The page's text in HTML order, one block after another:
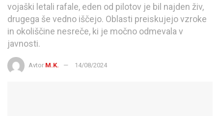
vojaški letali rafale, eden od pilotov je bil najden živ,
drugega še vedno iščejo. Oblasti preiskujejo vzroke
in okoliščine nesreče, ki je močno odmevala v
javnosti.
Avtor M.K. 14/08/2024